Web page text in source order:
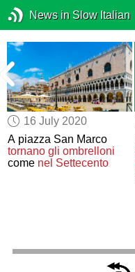
News in Slow Italian
16 July 2020
A piazza San Marco
tornano gli ombrelloni
come nel Settecento